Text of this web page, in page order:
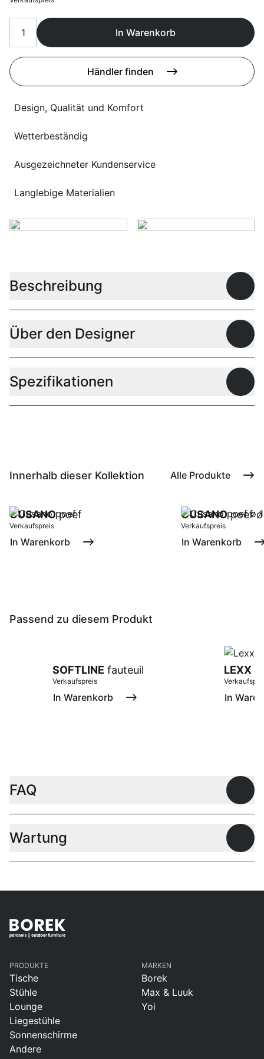
Sprachwahl
In Warenkorb
Händler finden
Design, Qualität und Komfort
Wetterbeständig
Ausgezeichneter Kundenservice
Langlebige Materialien
Beschreibung
Über den Designer
Spezifikationen
Innerhalb dieser Kollektion Alle Produkte
CUSANOpoef
Verkaufspreis
In Warenkorb
CUSANOpoef ø
Verkaufspreis
In Warenkorb
Passend zu diesem Produkt
SOFTLINE fauteuil
Verkaufspreis
In Warenkorb
LEXX
In
FAQ
Wartung
PRODUKTE
Tische
Stühle
Lounge
Liegestühle
Sonnenschirme
Andere
MARKEN
Borek
Max & Luuk
Yoi